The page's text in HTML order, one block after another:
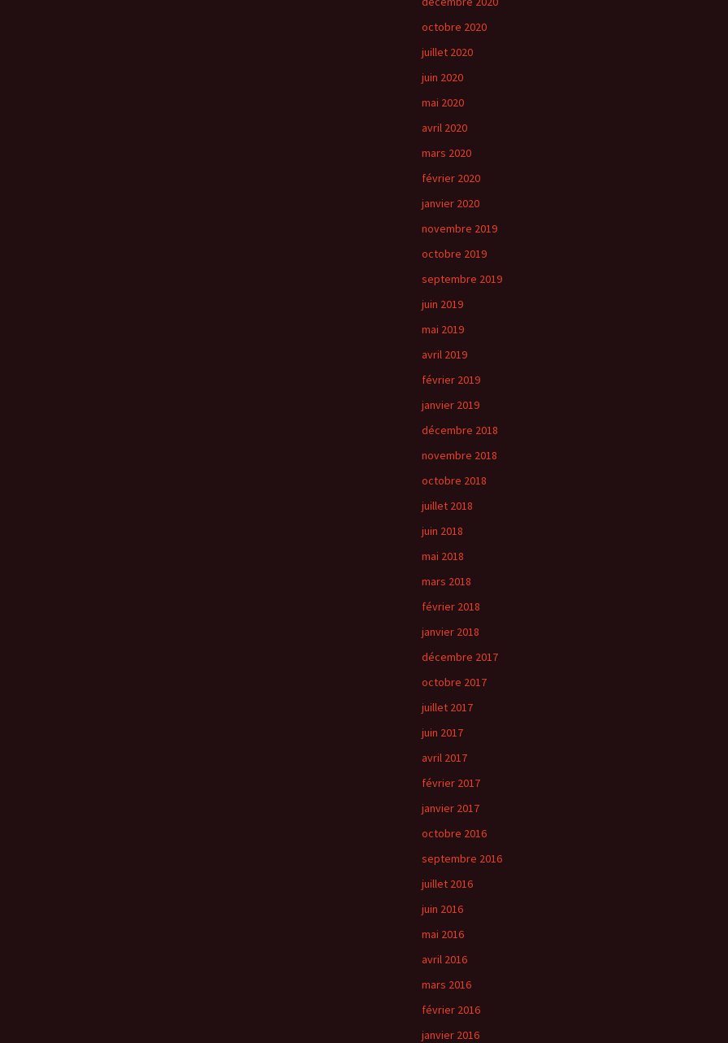
octobre 2020
juillet 2020
juin 2020
mai 2020
avril 2020
mars 2020
février 2020
janvier 2020
novembre 2019
octobre 2019
septembre 2019
juin 2019
mai 2019
avril 2019
février 2019
janvier 2019
décembre 2018
novembre 2018
octobre 2018
juillet 2018
juin 2018
mai 2018
mars 2018
février 2018
janvier 2018
décembre 2017
octobre 2017
juillet 2017
juin 2017
avril 2017
février 2017
janvier 2017
octobre 2016
septembre 2016
juillet 2016
juin 2016
mai 2016
avril 2016
mars 2016
février 2016
janvier 2016